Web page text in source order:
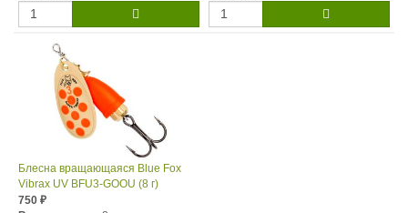
Блесна вращающаяся Blue Fox
Vibrax UV BFU3-GOOU (8 г)
750 ₽